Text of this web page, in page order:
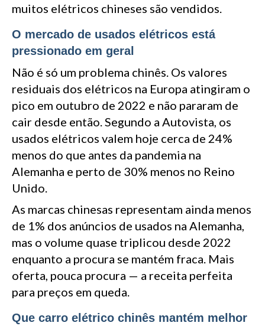
muitos elétricos chineses são vendidos.
O mercado de usados elétricos está
pressionado em geral
Não é só um problema chinês. Os valores
residuais dos elétricos na Europa atingiram o
pico em outubro de 2022 e não pararam de
cair desde então. Segundo a Autovista, os
usados elétricos valem hoje cerca de 24%
menos do que antes da pandemia na
Alemanha e perto de 30% menos no Reino
Unido.
As marcas chinesas representam ainda menos
de 1% dos anúncios de usados na Alemanha,
mas o volume quase triplicou desde 2022
enquanto a procura se mantém fraca. Mais
oferta, pouca procura — a receita perfeita
para preços em queda.
Que carro elétrico chinês mantém melhor